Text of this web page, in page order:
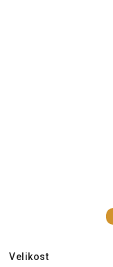
Velikost